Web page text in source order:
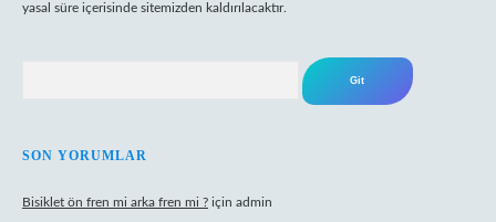
yasal süre içerisinde sitemizden kaldırılacaktır.
SON YORUMLAR
Bisiklet ön fren mi arka fren mi ? için admin